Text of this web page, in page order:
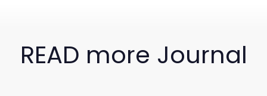
READ more Journal